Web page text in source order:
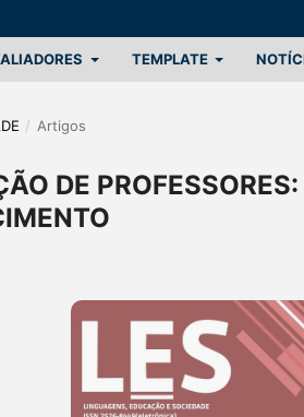
TEMPLATE
/ Artigos
DE PROFESSORES: